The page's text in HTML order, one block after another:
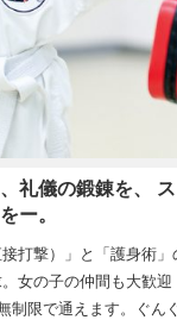
礼儀の鍛錬を、
ー。
打撃）」と「護身術」
女の子の仲間も大歓迎
制限で通えます。ぐん